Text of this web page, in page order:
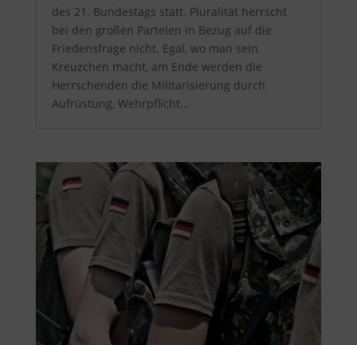
des 21. Bundestags statt. Pluralität herrscht
bei den großen Parteien in Bezug auf die
Friedensfrage nicht. Egal, wo man sein
Kreuzchen macht, am Ende werden die
Herrschenden die Militarisierung durch
Aufrüstung, Wehrpflicht...